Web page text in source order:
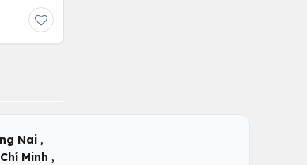
Nai ,
Minh ,